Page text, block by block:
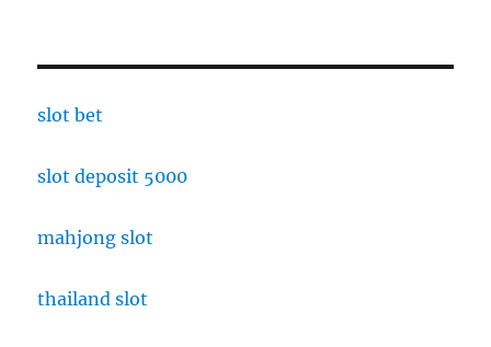
slot bet
slot deposit 5000
mahjong slot
thailand slot